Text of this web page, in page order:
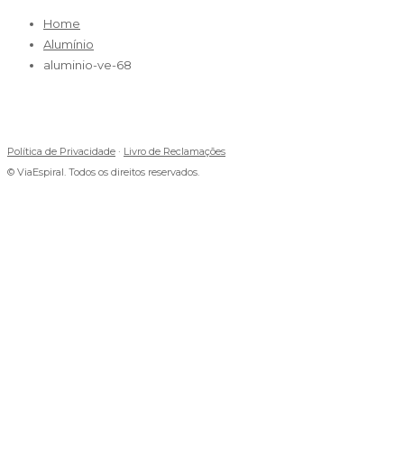
Home
Alumínio
aluminio-ve-68
Política de Privacidade · Livro de Reclamações
© ViaEspiral. Todos os direitos reservados.